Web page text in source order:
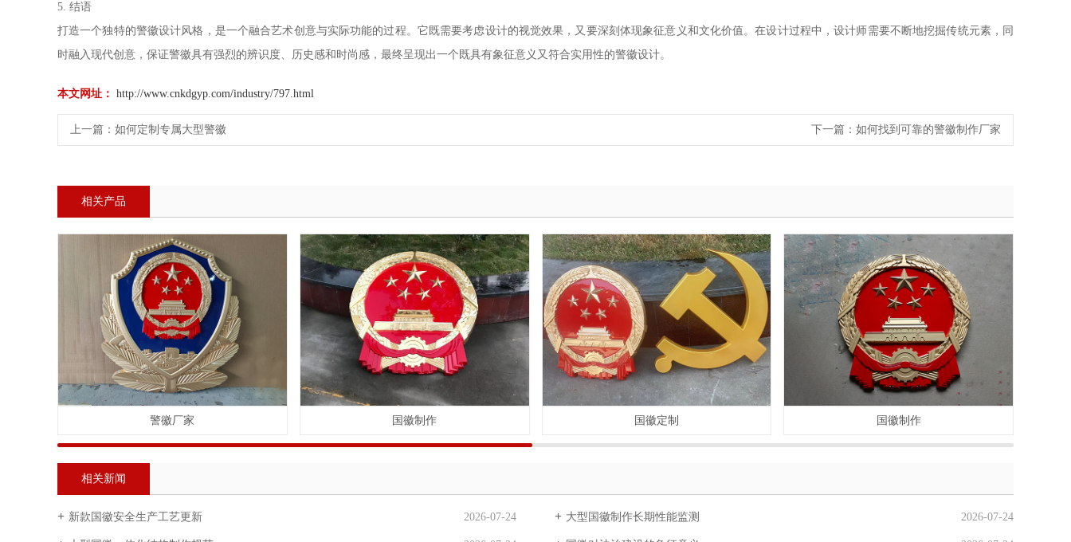
5. 结语
打造一个独特的警徽设计风格，是一个融合艺术创意与实际功能的过程。它既需要考虑设计的视觉效果，又要深刻体现象征意义和文化价值。在设计过程中，设计师需要不断地挖掘传统元素，同
时融入现代创意，保证警徽具有强烈的辨识度、历史感和时尚感，最终呈现出一个既具有象征意义又符合实用性的警徽设计。
本文网址： http://www.cnkdgyp.com/industry/797.html
上一篇： 如何定制专属大型警徽 下一篇： 如何找到可靠的警徽制作厂家
相关产品
警徽厂家 国徽制作 国徽定制 国徽制作
相关新闻
新款国徽安全生产工艺更新 2026-07-24 大型国徽制作长期性能监测 2026-07-24